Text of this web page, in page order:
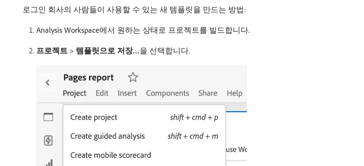
로그인 회사의 사람들이 사용할 수 있는 새 템플릿을 만드는 방법:
Analysis Workspace에서 원하는 상태로 프로젝트를 빌드합니다.
프로젝트 > 템플릿으로 저장…​을 선택합니다.